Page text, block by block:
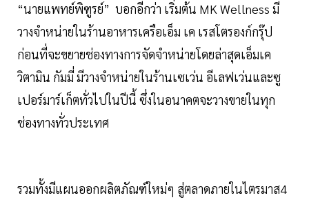
“นายแพทย์พิฑูรย์” บอกอีกว่า เริ่มต้น MK Wellness มี
วางจำหน่ายในร้านอาหารเครือเอ็ม เค เรสโตรองก์กรุ๊ป
ก่อนที่จะขยายช่องทางการจัดจำหน่ายโดยล่าสุดเอ็มเค
วิตามิน กัมมี่ มีวางจำหน่ายในร้านเซเว่น อีเลฟเว่นและซู
เปอร์มาร์เก็ตทั่วไปในปีนี้ ซึ่งในอนาคตจะวางขายในทุก
ช่องทางทั่วประเทศ
รวมทั้งมีแผนออกผลิตภัณฑ์ใหม่ๆ สู่ตลาดภายในไตรมาส4